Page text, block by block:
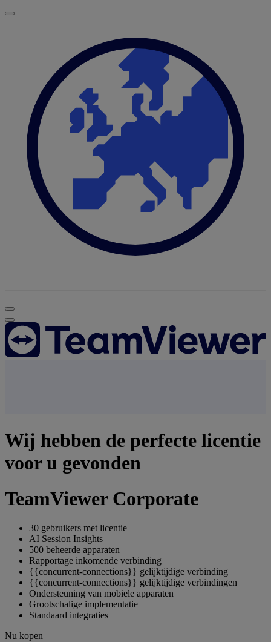
Wij hebben de perfecte licentie
voor u gevonden
TeamViewer Corporate
30 gebruikers met licentie
AI Session Insights
500 beheerde apparaten
Rapportage inkomende verbinding
{{concurrent-connections}} gelijktijdige verbinding
{{concurrent-connections}} gelijktijdige verbindingen
Ondersteuning van mobiele apparaten
Grootschalige implementatie
Standaard integraties
Nu kopen